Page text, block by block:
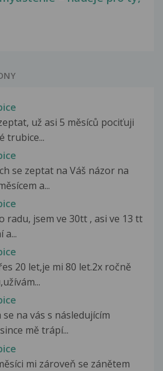
už asi 5 měsíců pociťuji
trubice...
se zeptat na Váš názor na
a...
radu, jsem ve 30tt , asi ve 13 tt
a...
20 let,je mi 80 let.2x ročně
na vás s následujícím
mě trápí...
mi zároveň se zánětem